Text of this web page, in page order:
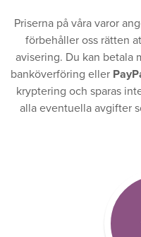
Priserna på våra varor
förbehåller oss rätten
avisering. Du kan betala
banköverföring eller
kryptering och sparas
alla eventuella avgifter